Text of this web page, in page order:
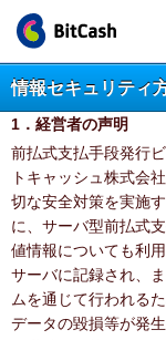
情報セキュリティ
1．経営者の声明
前払式支払手段発行
トキャッシュ株式会
切な安全対策を実施
に、サーバ型前払式
値情報についても利
サーバに記録され、
ムを通じて行われる
データの毀損等が発